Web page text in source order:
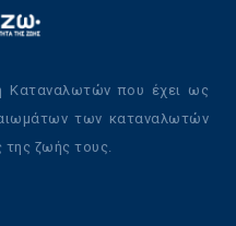
Καταναλωτών που έχει ως
των καταναλωτών
της ζωής τους.